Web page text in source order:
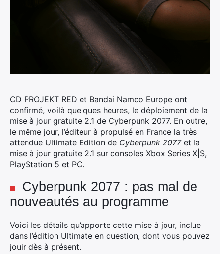
CD PROJEKT RED et Bandai Namco Europe ont
confirmé, voilà quelques heures, le déploiement de la
mise à jour gratuite 2.1 de Cyberpunk 2077. En outre,
le même jour, l’éditeur à propulsé en France la très
attendue Ultimate Edition de Cyberpunk 2077et la
mise à jour gratuite 2.1 sur consoles Xbox Series X|S,
PlayStation 5 et PC.
Cyberpunk 2077 : pas mal de
nouveautés au programme
Voici les détails qu’apporte cette mise à jour, inclue
dans l’édition Ultimate en question, dont vous pouvez
jouir dès à présent.